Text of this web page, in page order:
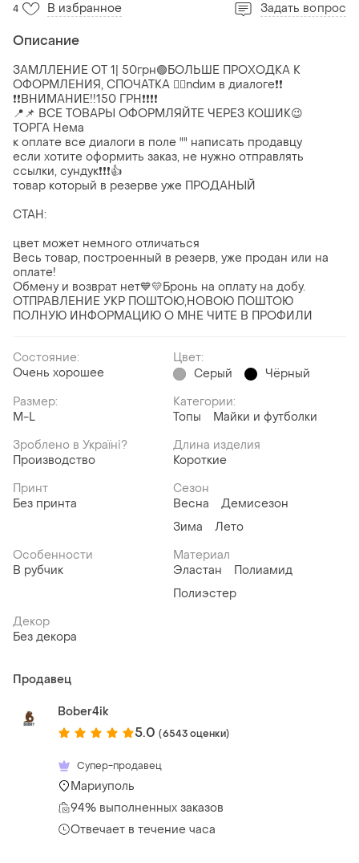
4 В избранное Задать вопрос
Описание
ЗАМЛЛЕНИЕ ОТ 1| 50грн🟢БОЛЬШЕ ПРОХОДКА К
ОФОРМЛЕНИЯ, СПОЧАТКА ☝🏻ndим в диалоге❗❗
❗❗ВНИМАНИЕ!!150 ГРН❗❗❗❗
📍📌 ВСЕ ТОВАРЫ ОФОРМЛЯЙТЕ ЧЕРЕЗ КОШИК😉
ТОРГА Нема
к оплате все диалоги в поле "" написать продавцу
если хотите оформить заказ, не нужно отправлять
ссылки, сундук❗❗❗👍
товар который в резерве уже ПРОДАНЫЙ
СТАН:
цвет может немного отличаться
Весь товар, построенный в резерв, уже продан или на
оплате!
Обмену и возврат нет💙💛Бронь на оплату на добу.
ОТПРАВЛЕНИЕ УКР ПОШТОЮ,НОВОЮ ПОШТОЮ
ПОЛНУЮ ИНФОРМАЦИЮ О МНЕ ЧИТЕ В ПРОФИЛИ
Состояние:
Очень хорошее
Цвет:
Серый
Чёрный
Размер:
M-L
Категории:
Топы
Майки и футболки
Зроблено в Україні?
Производство
Длина изделия
Короткие
Принт
Без принта
Сезон
Весна
Демисезон
Зима
Лето
Особенности
В рубчик
Материал
Эластан
Полиамид
Полиэстер
Декор
Без декора
Продавец
Bober4ik
5.0 (6543 оценки)
Супер-продавец
Мариуполь
94% выполненных заказов
Отвечает в течение часа